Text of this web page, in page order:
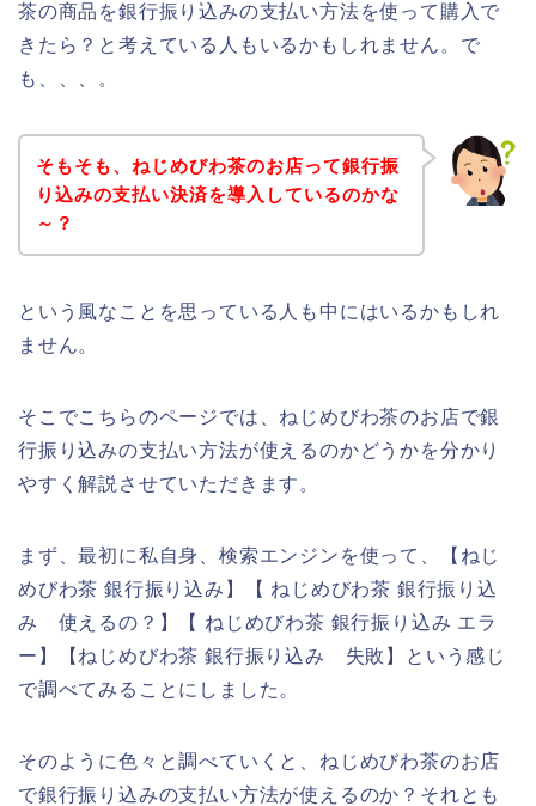
茶の商品を銀行振り込みの支払い方法を使って購入で
きたら？と考えている人もいるかもしれません。で
も、、、。
そもそも、ねじめびわ茶のお店って銀行振
り込みの支払い決済を導入しているのかな
～？
という風なことを思っている人も中にはいるかもしれ
ません。
そこでこちらのページでは、ねじめびわ茶のお店で銀
行振り込みの支払い方法が使えるのかどうかを分かり
やすく解説させていただきます。
まず、最初に私自身、検索エンジンを使って、【ねじ
めびわ茶 銀行振り込み】【 ねじめびわ茶 銀行振り込
み 使えるの？】【 ねじめびわ茶 銀行振り込み エラ
ー】【ねじめびわ茶 銀行振り込み 失敗】という感じ
で調べてみることにしました。
そのように色々と調べていくと、ねじめびわ茶のお店
で銀行振り込みの支払い方法が使えるのか？それとも